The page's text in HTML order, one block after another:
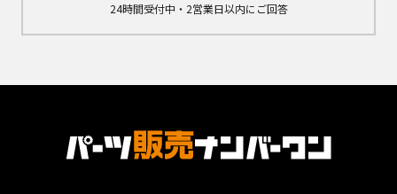
24時間受付中・2営業日以内にご回答